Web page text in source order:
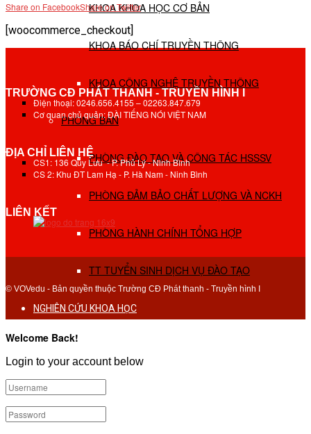
KHOA KHOA HỌC CƠ BẢN
KHOA BÁO CHÍ TRUYỀN THÔNG
KHOA CÔNG NGHỆ TRUYỀN THÔNG
PHÒNG BAN
PHÒNG ĐÀO TẠO VÀ CÔNG TÁC HSSSV
PHÒNG ĐẢM BẢO CHẤT LƯỢNG VÀ NCKH
PHÒNG HÀNH CHÍNH TỔNG HỢP
TT TUYỂN SINH DỊCH VỤ ĐÀO TẠO
NGHIÊN CỨU KHOA HỌC
THƯ VIỆN
Share on FacebookShare on Twitter
[woocommerce_checkout]
TRƯỜNG CĐ PHÁT THANH - TRUYỀN HÌNH I
Điện thoại: 0246.656.4155 – 02263.847.679
Cơ quan chủ quản: ĐÀI TIẾNG NÓI VIỆT NAM
ĐỊA CHỈ LIÊN HỆ
CS1: 136 Quy Lưu - P. Phủ Lý - Ninh Bình
CS 2: Khu ĐT Lam Hạ - P. Hà Nam - Ninh Bình
LIÊN KẾT
© VOVedu - Bản quyền thuộc Trường CĐ Phát thanh - Truyền hình I
Welcome Back!
Login to your account below